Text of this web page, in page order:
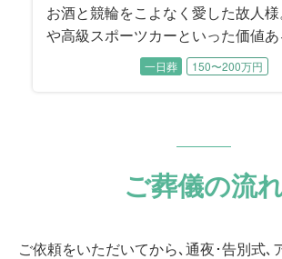
お酒と競輪をこよなく愛した故人
や高級スポーツカーといった価値
を輸送する際に「梱包」する工業包
して生涯活躍。 数年前まで現役で
人様は国内で14人目に資格を取得さ
に梱包のプロフェッショナルでした
一日葬 150〜200万円
ご葬儀の流
ご依頼をいただいてから､通夜･告別式､